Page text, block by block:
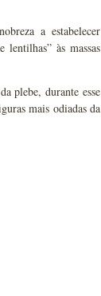
a estabelecer
às massas
plebe, durante esse
mais odiadas da